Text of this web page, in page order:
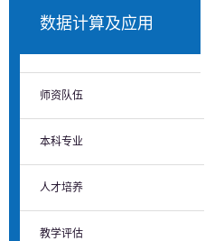
数据计算及应用
师资队伍
本科专业
人才培养
教学评估